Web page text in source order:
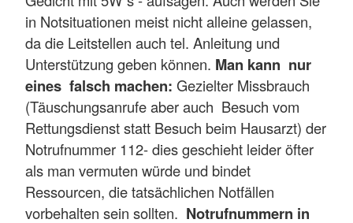
in Notsituationen meist nicht alleine gelassen,
da die Leitstellen auch tel. Anleitung und
Unterstützung geben können. Man kann nur
eines falsch machen: Gezielter Missbrauch
(Täuschungsanrufe aber auch Besuch vom
Rettungsdienst statt Besuch beim Hausarzt) der
Notrufnummer 112- dies geschieht leider öfter
als man vermuten würde und bindet
Ressourcen, die tatsächlichen Notfällen
vorbehalten sein sollten. Notrufnummern in